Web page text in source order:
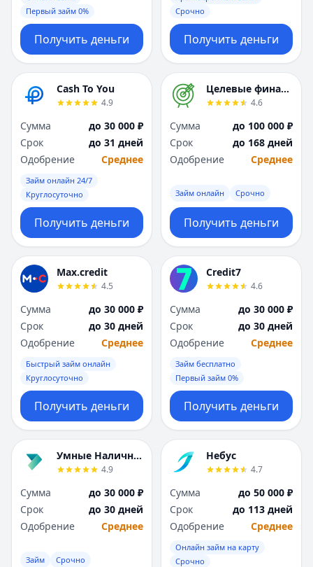
Первый займ 0%
Получить деньги
Срочно
Получить деньги
Cash To You
4.9
Сумма
до 30 000 ₽
Срок
до 31 дней
Одобрение
Среднее
Займ онлайн 24/7
Круглосуточно
Получить деньги
Целевые финансы
4.6
Сумма
до 100 000 ₽
Срок
до 168 дней
Одобрение
Среднее
Займ онлайн Срочно
Получить деньги
Max.credit
4.5
Сумма
до 30 000 ₽
Срок
до 30 дней
Одобрение
Среднее
Быстрый займ онлайн
Круглосуточно
Получить деньги
Credit7
4.6
Сумма
до 30 000 ₽
Срок
до 30 дней
Одобрение
Среднее
Займ бесплатно
Первый займ 0%
Получить деньги
Умные Наличные
4.9
Сумма
до 30 000 ₽
Срок
до 30 дней
Одобрение
Среднее
Займ Срочно
Небус
4.7
Сумма
до 50 000 ₽
Срок
до 113 дней
Одобрение
Среднее
Онлайн займ на карту
Срочно